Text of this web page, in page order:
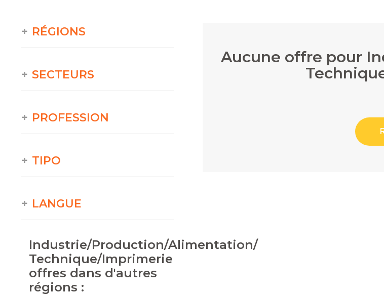
Aucune offre pour
RÉGIONS
SECTEURS
PROFESSION
TIPO
LANGUE
Industrie/Production/Alimentation/
Technique/Imprimerie
offres dans d'autres
régions :